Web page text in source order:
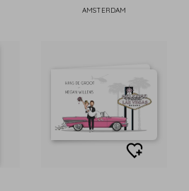
AMSTERDAM